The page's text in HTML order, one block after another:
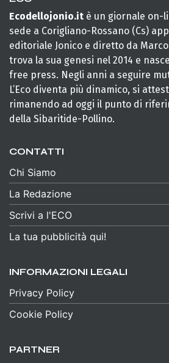
Ecodellojonio.it è un giornale on-
sede a Corigliano-Rossano (Cs)
editoriale Jonico e diretto da
trova la sua genesi nel 2014 e
free press. Negli anni a seguire
L’Eco diventa più dinamico, si
rimanendo ad oggi il punto di
della Sibaritide-Pollino.
CONTATTI
Chi Siamo
La Redazione
Scrivi a l'ECO
La tua pubblicità qui!
INFORMAZIONI LEGALI
Privacy Policy
Cookie Policy
PARTNER